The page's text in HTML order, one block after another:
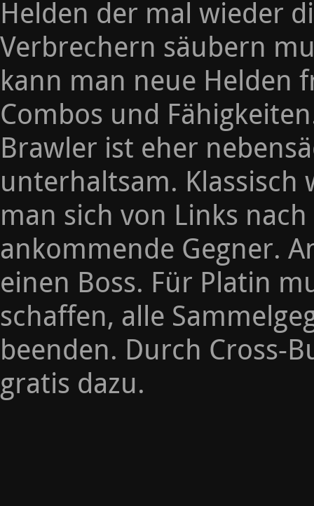
Helden der mal wieder
Verbrechern säubern
kann man neue Helden
Combos und
Brawler ist eher
unterhaltsam. Klassisch
man sich von Links
ankommende Gegner.
einen Boss. Für Platin
schaffen, alle
beenden. Durch Cross-
gratis dazu.